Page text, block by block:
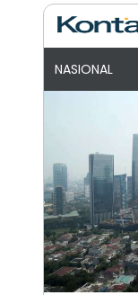
NASIONAL